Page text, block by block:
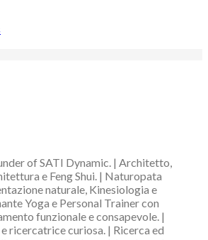
of SATI Dynamic. | Architetto,
e Feng Shui. | Naturopata
naturale, Kinesiologia e
Yoga e Personal Trainer con
funzionale e consapevole. |
ricercatrice curiosa. | Ricerca ed